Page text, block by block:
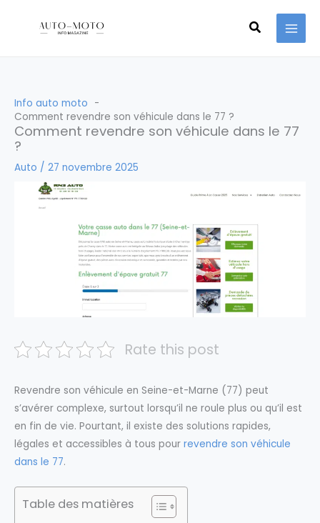
Info auto moto
Comment revendre son véhicule dans le 77 ?
Comment revendre son véhicule dans le 77
?
Auto / 27 novembre 2025
Rate this post
Revendre son véhicule en Seine-et-Marne (77) peut
s’avérer complexe, surtout lorsqu’il ne roule plus ou qu’il est
en fin de vie. Pourtant, il existe des solutions rapides,
légales et accessibles à tous pour revendre son véhicule
dans le 77.
Table des matières